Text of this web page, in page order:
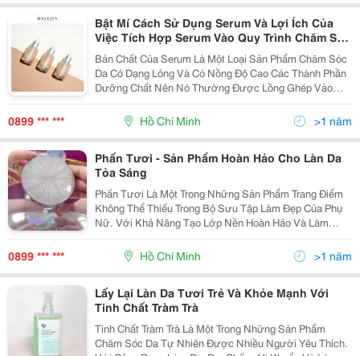
Bật Mí Cách Sử Dụng Serum Và Lợi Ích Của
Việc Tích Hợp Serum Vào Quy Trình Chăm Sóc
Da
Bản Chất Của Serum Là Một Loại Sản Phẩm Chăm Sóc
Da Có Dạng Lỏng Và Có Nồng Độ Cao Các Thành Phần
Dưỡng Chất Nên Nó Thường Được Lồng Ghép Vào
Các Skincare Routine. Các Serum Có Nhiều Công Dụng
Khác Nhau, Như Cung Cấp Độ Ẩm, Làm Sáng Da, Điều
Trị Mụn,...
0899 *** *** Hồ Chí Minh >1 năm
Phấn Tươi - Sản Phẩm Hoàn Hảo Cho Làn Da
Tỏa Sáng
Phấn Tươi Là Một Trong Những Sản Phẩm Trang Điểm
Không Thể Thiếu Trong Bộ Sưu Tập Làm Đẹp Của Phụ
Nữ. Với Khả Năng Tạo Lớp Nền Hoàn Hảo Và Làm
Sáng Da Tức Thì, Phấn Tươi Đã Trở Thành Một "Vũ
Khí" Giúp Chị Em Tự Tin Khoe Sắc Vẻ Rạng Rỡ. Trong
Bài Viết...
0899 *** *** Hồ Chí Minh >1 năm
Lấy Lại Làn Da Tươi Trẻ Và Khỏe Mạnh Với
Tinh Chất Tràm Trà
Tinh Chất Tràm Trà Là Một Trong Những Sản Phẩm
Chăm Sóc Da Tự Nhiên Được Nhiều Người Yêu Thích.